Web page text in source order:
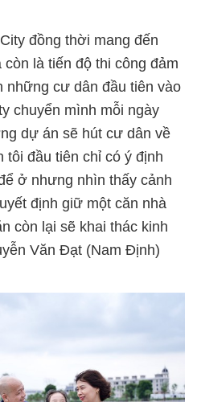
đồng thời mang đến
là tiến độ thi công đảm
những cư dân đầu tiên vào
chuyển mình mỗi ngày
dự án sẽ hút cư dân về
tôi đầu tiên chỉ có ý định
ở nhưng nhìn thấy cảnh
định giữ một căn nhà
còn lại sẽ khai thác kinh
Văn Đạt (Nam Định)